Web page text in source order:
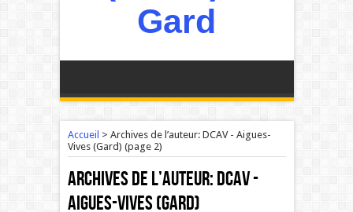
Accueil > Archives de l’auteur: DCAV - Aigues-
Vives (Gard) (page 2)
Archives de l’auteur:DCAV -
Aigues-Vives (Gard)